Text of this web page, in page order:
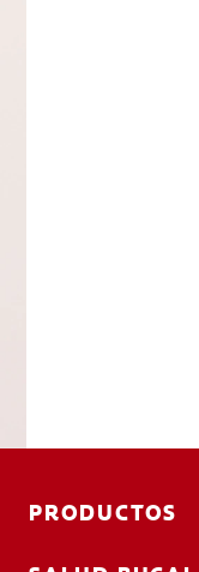
PRODUCTOS